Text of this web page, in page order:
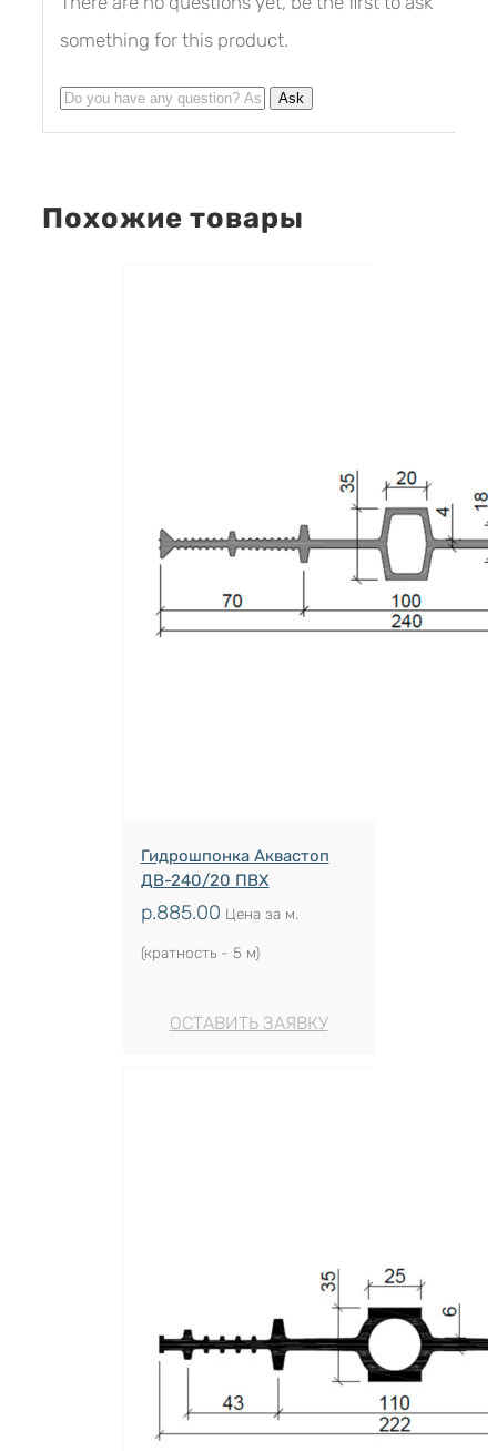
something for this product.
Похожие товары
Гидрошпонка Аквастоп
ДВ-240/20 ПВХ
р.885.00 Цена за м.
(кратность - 5 м)
ОСТАВИТЬ ЗАЯВКУ